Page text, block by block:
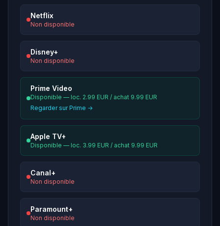
Netflix
Non disponible
Disney+
Non disponible
Prime Video
Disponible — loc. 2.99 EUR / achat 9.99 EUR
Regarder sur Prime →
Apple TV+
Disponible — loc. 3.99 EUR / achat 9.99 EUR
Canal+
Non disponible
Paramount+
Non disponible